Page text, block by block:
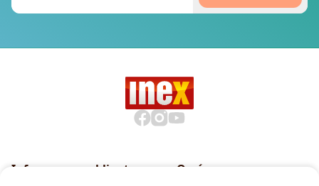
Informace pro klienty O nás